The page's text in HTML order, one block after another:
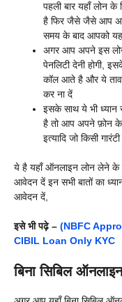
पहली बार यहाँ लोन
है फिर जैसे जैसे आप
समय के बाद आपको
अगर आप अपने इस लोन
पेनलिटी देनी होगी,
कॉल आते है और ये
कर ना दें
इसके साथ ये भी
है तो आप अपने फ़ोन के
इत्यादि जो किसी
ये है यहाँ ऑनलाइन लोन लेने
आवेदन दें इन सभी बातों का
आवेदन दें,
इसे भी पढ़े – (NBFC
CIBIL Loan Only KYC
बिना सिबिल